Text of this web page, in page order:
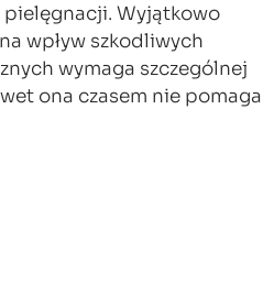
Wyjątkowo
wpływ szkodliwych
wymaga szczególnej
ona czasem nie pomaga